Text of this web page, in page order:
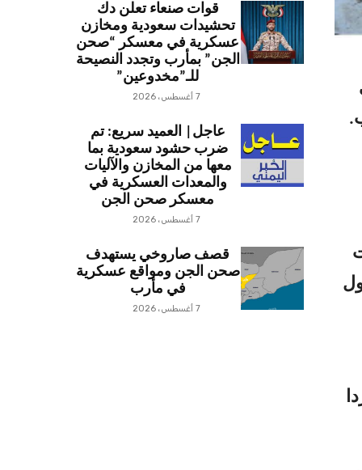
بأكثر من 20 فردا
قوات صنعاء تعلن دك
تحشيدات سعودية ومخازن
عسكرية في معسكر “صحن
الجن” بمأرب وتجدد النصيحة
للـ”مخدوعين”
7 أغسطس، 2026
عاجل| العميد سريع: تم
ضرب حشود سعودية بما
معها من المخازن والآليات
والمعدات العسكرية في
معسكر صحن الجن
7 أغسطس، 2026
قصف صاروخي يستهدف
صحن الجن ومواقع عسكرية
في مأرب
7 أغسطس، 2026